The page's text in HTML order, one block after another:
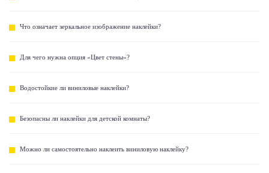
Что означает зеркальное изображение наклейки?
Для чего нужна опция «Цвет стены»?
Водостойкие ли виниловые наклейки?
Безопасны ли наклейки для детской комнаты?
Можно ли самостоятельно наклеить виниловую наклейку?